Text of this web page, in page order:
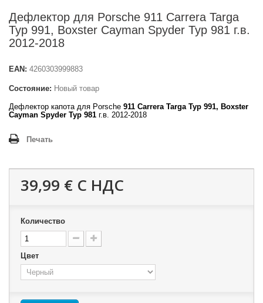
Дефлектор для Porsche 911 Carrera Targa
Typ 991, Boxster Cayman Spyder Typ 981 г.в.
2012-2018
EAN: 4260303999883
Состояние: Новый товар
Дефлектор капота для Porsche 911 Carrera Targa Typ 991, Boxster
Cayman Spyder Typ 981 г.в. 2012-2018
Печать
39,99 € С НДС
Количество
Цвет